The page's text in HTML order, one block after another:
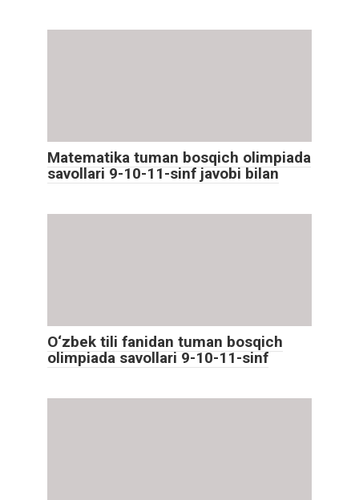
Matematika tuman bosqich olimpiada
savollari 9-10-11-sinf javobi bilan
O‘zbek tili fanidan tuman bosqich
olimpiada savollari 9-10-11-sinf